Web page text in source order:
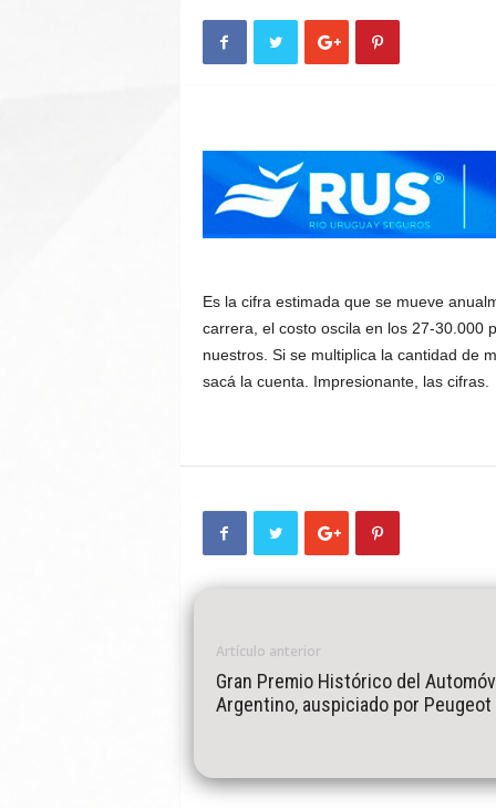
Es la cifra estimada que se mueve
carrera, el costo oscila en los 27-30.000
nuestros. Si se multiplica la cantidad de
sacá la cuenta. Impresionante, las cifras.
Artículo anterior
Gran Premio Histórico del
Argentino, auspiciado por Peugeot